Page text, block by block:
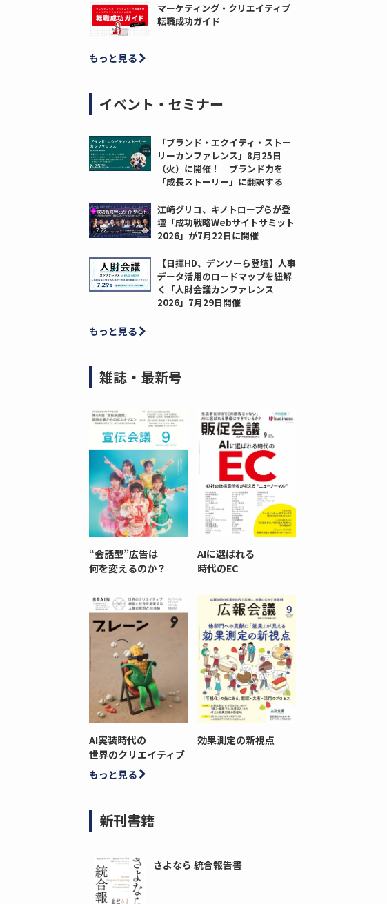
マーケティング・クリエイティブ
転職成功ガイド
もっと見る
イベント・セミナー
「ブランド・エクイティ・ストー
リーカンファレンス」8月25日
（火）に開催！ ブランド力を
「成長ストーリー」に翻訳する
江崎グリコ、キノトロープらが登
壇「成功戦略Webサイトサミット
2026」が7月22日に開催
【日揮HD、デンソーら登壇】人事
データ活用のロードマップを紐解
く「人財会議カンファレンス
2026」7月29日開催
もっと見る
雑誌・最新号
“会話型”広告は
何を変えるのか？
AIに選ばれる
時代のEC
AI実装時代の
世界のクリエイティブ
効果測定の新視点
もっと見る
新刊書籍
さよなら 統合報告書